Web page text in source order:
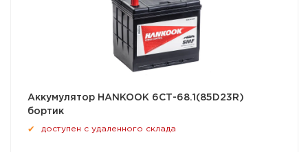
Аккумулятор HANKOOK 6СТ-68.1(85D23R)
бортик
✔ доступен с удаленного склада